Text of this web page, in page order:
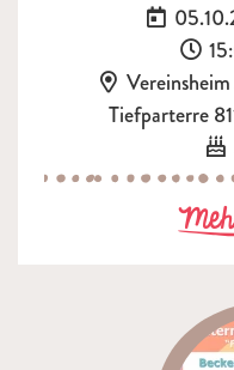
Datum:
Ort:
Tiefparterre